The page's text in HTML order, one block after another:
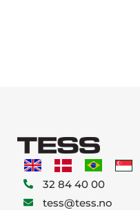
32 84 40 00
tess@tess.no